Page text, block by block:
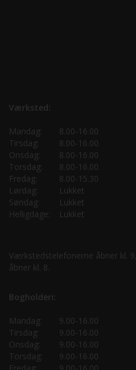
Værksted:
Mandag:
8.00-16.00
Tirsdag:
8.00-16.00
Onsdag:
8.00-16.00
Torsdag:
8.00-16.00
Fredag:
8.00-15.30
Lørdag:
Lukket
Søndag:
Lukket
Helligdage:
Lukket
Værkstedstelefonerne åbner kl.
åbner kl. 8.
Bogholderi:
Mandag:
9.00-16.00
Tirsdag:
9.00-16.00
Onsdag:
9.00-16.00
Torsdag:
9.00-16.00